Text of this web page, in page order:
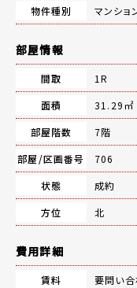
物件種別
マンショ
部屋情報
間取
1R
面積
31.29㎡
部屋階数
7階
部屋/区画番号
706
状態
成約
方位
北
費用詳細
賃料
要問い合